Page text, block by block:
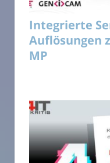
Integrierte
Auflösungen
MP